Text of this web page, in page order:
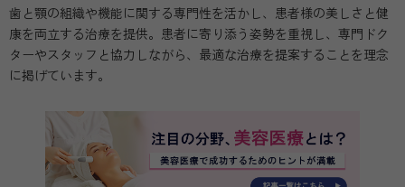
歯と顎の組織や機能に関する専門性を活かし、患者様の美しさと健
康を両立する治療を提供。患者に寄り添う姿勢を重視し、専門ドク
ターやスタッフと協力しながら、最適な治療を提案することを理念
に掲げています。